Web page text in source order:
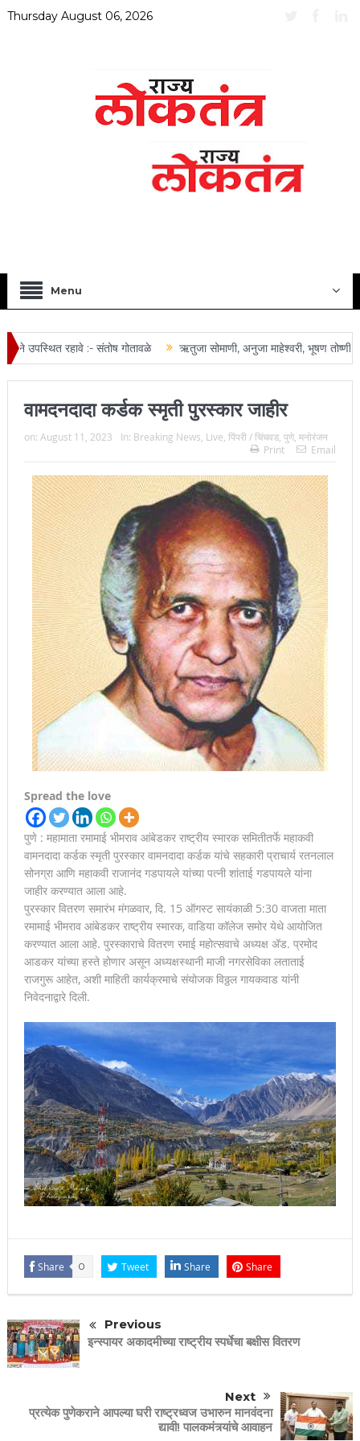
Thursday August 06, 2026
Menu
रहावे :- संतोष गोतावळे ऋतुजा सोमाणी, अनुजा माहेश्वरी, भूषण तोष्णीवाल
प्रमुख न्यायाधीश महेंद्र के महाजन
वामदनदादा कर्डक स्मृती पुरस्कार जाहीर
on: August 11, 2023 In: Breaking News Live पिंपरी / चिंचवड, पुणे, मनोरंजन
Print
Email
Spread the love
पुणे : महामाता रमामाई भीमराव आंबेडकर राष्ट्रीय स्मारक समितीतर्फे महाकवी
वामनदादा कर्डक स्मृती पुरस्कार वामनदादा कर्डक यांचे सहकारी प्राचार्य रतनलाल
सोनग्रा आणि महाकवी राजानंद गडपायले यांच्या पत्नी शांताई गडपायले यांना
जाहीर करण्यात आला आहे.
पुरस्कार वितरण समारंभ मंगळवार, दि. 15 ऑगस्ट सायंकाळी 5:30 वाजता माता
रमामाई भीमराव आंबेडकर राष्ट्रीय स्मारक, वाडिया कॉलेज समोर येथे आयोजित
करण्यात आला आहे. पुरस्काराचे वितरण रमाई महोत्सवाचे अध्यक्ष ॲड. प्रमोद
आडकर यांच्या हस्ते होणार असून अध्यक्षस्थानी माजी नगरसेविका लताताई
राजगुरू आहेत, अशी माहिती कार्यक्रमाचे संयोजक विठ्ठल गायकवाड यांनी
निवेदनाद्वारे दिली.
Share 0 Tweet Share Share
Previous
इन्स्पायर अकादमीच्या राष्ट्रीय स्पर्धेचा बक्षीस वितरण
Next
प्रत्येक पुणेकराने आपल्या घरी राष्ट्रध्वज उभारुन मानवंदना
द्यावी! पालकमंत्र्यांचे आवाहन